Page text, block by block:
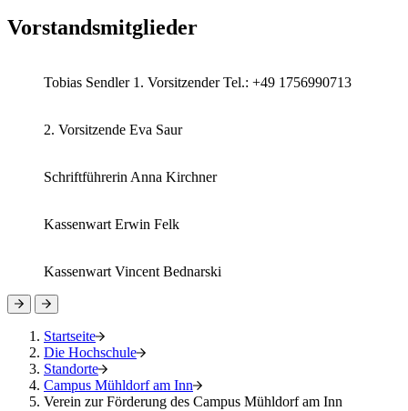
Vorstandsmitglieder
Tobias Sendler 1. Vorsitzender Tel.: +49 1756990713
2. Vorsitzende Eva Saur
Schriftführerin Anna Kirchner
Kassenwart Erwin Felk
Kassenwart Vincent Bednarski
Startseite
Die Hochschule
Standorte
Campus Mühldorf am Inn
Verein zur Förderung des Campus Mühldorf am Inn